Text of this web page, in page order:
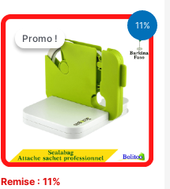
11%
Promo !
Remise : 11%
Promo !
Le
prix
initial
était :
9.500 CFA.
Le
actuel
est :
8.500 CFA.